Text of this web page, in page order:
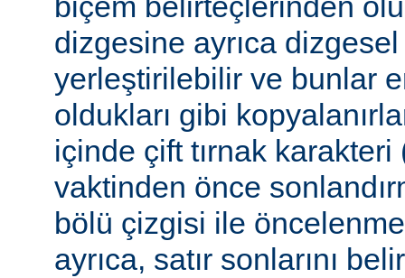
dizgesine ayrıca
yerleştirilebilir ve bunlar
oldukları gibi
içinde çift tırnak
vaktinden önce
bölü çizgisi ile
ayrıca, satır sonlarını